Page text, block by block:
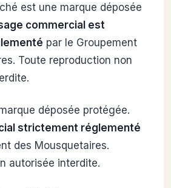
est une marque déposée
commercial est
par le Groupement
Toute reproduction non
déposée protégée.
strictement réglementé
des Mousquetaires.
autorisée interdite.